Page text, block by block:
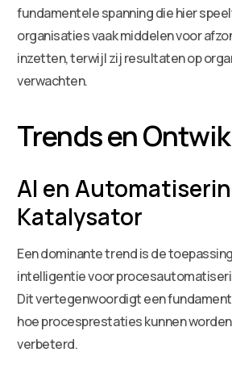
fundamentele spanning die hier
organisaties vaak middelen voor
inzetten, terwijl zij resultaten op
verwachten.
Trends en
AI en
Katalysator
Een dominante trend is de
intelligentie voor
Dit vertegenwoordigt een
hoe procesprestaties kunnen
verbeterd.